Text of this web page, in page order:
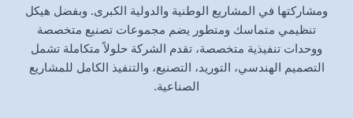
ومشاركتها في المشاريع الوطنية والدولية الكبرى. وبفضل هيكل
تنظيمي متماسك ومتطور يضم مجموعات تصنيع متخصصة
ووحدات تنفيذية متخصصة، تقدم الشركة حلولاً متكاملة تشمل
التصميم الهندسي، التوريد، التصنيع، والتنفيذ الكامل للمشاريع
الصناعية.